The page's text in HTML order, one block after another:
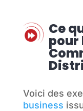
Ce
pour
Voici des
business